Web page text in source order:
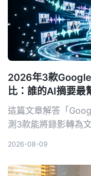
2026年3款
比：誰的AI摘要最
這篇文章解答「
測3款能將錄影轉為
2026-08-09